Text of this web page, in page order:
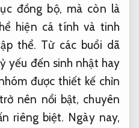
đồng bộ, mà còn là
hiện cá tính và tinh
thể. Từ các buổi dã
yếu đến sinh nhật hay
được thiết kế chỉn
nên nổi bật, chuyên
riêng biệt. Ngày nay,